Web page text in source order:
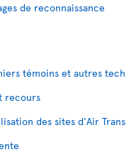
de reconnaissance
témoins et autres
recours
des sites d'Air